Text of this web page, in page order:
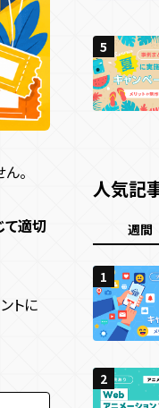
。
て適切
トに
5
5
5
人気記
週間
1
2
1
2
1
2